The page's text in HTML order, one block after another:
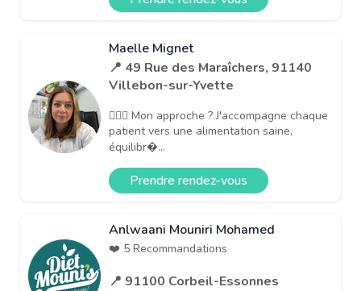
Maelle Mignet
📍 49 Rue des Maraîchers, 91140
Villebon-sur-Yvette
👩🏼‍⚕️ Mon approche ? J'accompagne chaque
patient vers une alimentation saine,
équilibr�...
Prendre rendez-vous
Anlwaani Mouniri Mohamed
❤️ 5 Recommandations
📍 91100 Corbeil-Essonnes